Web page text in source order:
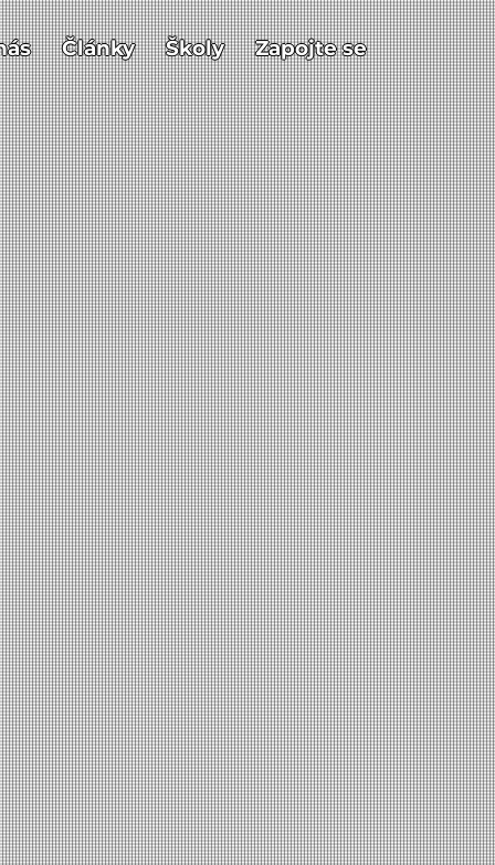
Články Školy Zapojte se